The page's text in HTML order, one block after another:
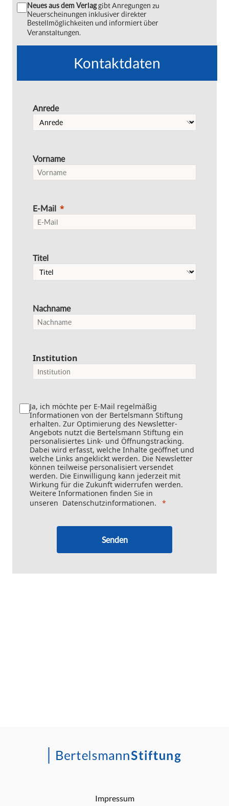
Neues aus dem Verlaggibt Anregungen zu
Neuerscheinungen inklusiver direkter
Bestellmöglichkeiten und informiert über
Veranstaltungen.
Kontaktdaten
Anrede
Vorname
E-Mail
Titel
Nachname
Institution
Ja, ich möchte per E-Mail regelmäßig
Informationen von der Bertelsmann Stiftung
erhalten. Zur Optimierung des Newsletter-
Angebots nutzt die Bertelsmann Stiftung ein
personalisiertes Link- und Öffnungstracking.
Dabei wird erfasst, welche Inhalte geöffnet und
welche Links angeklickt werden. Die Newsletter
können teilweise personalisiert versendet
werden. Die Einwilligung kann jederzeit mit
Wirkung für die Zukunft widerrufen werden.
Weitere Informationen finden Sie in
unseren Datenschutzinformationen.
Senden
Impressum